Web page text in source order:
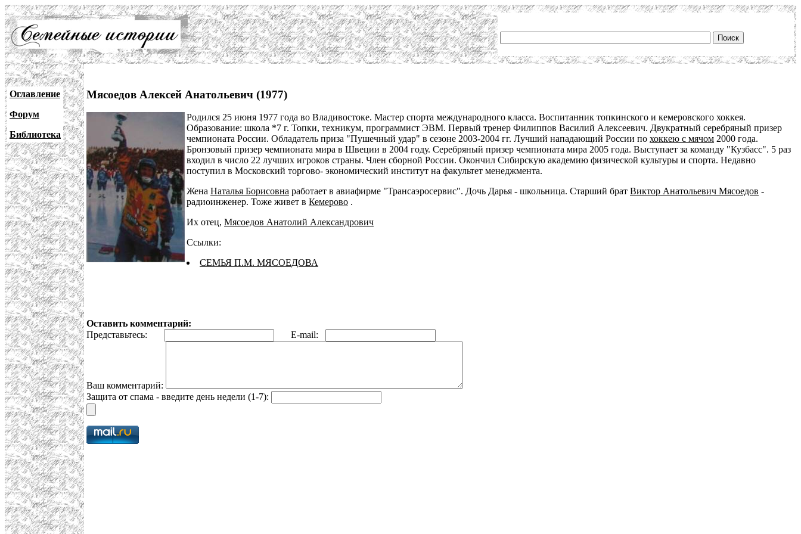
Оглавление
Форум
Библиотека
Мясоедов Алексей Анатольевич (1977)
Родился 25 июня 1977 года во Владивостоке. Мастер спорта международного класса. Воспитанник топкинского и кемеровского хоккея.
Образование: школа *7 г. Топки, техникум, программист ЭВМ. Первый тренер Филиппов Василий Алексеевич. Двукратный серебряный призер
чемпионата России. Обладатель приза "Пушечный удар" в сезоне 2003-2004 гг. Лучший нападающий России по хоккею с мячом 2000 года.
Бронзовый призер чемпионата мира в Швеции в 2004 году. Серебряный призер чемпионата мира 2005 года. Выступает за команду "Кузбасс". 5 раз
входил в число 22 лучших игроков страны. Член сборной России. Окончил Сибирскую академию физической культуры и спорта. Недавно
поступил в Московский торгово- экономический институт на факультет менеджмента.
Жена Наталья Борисовна работает в авиафирме "Трансаэросервис". Дочь Дарья - школьница. Старший брат Виктор Анатольевич Мясоедов -
радиоинженер. Тоже живет в Кемерово .
Их отец, Мясоедов Анатолий Александрович
Ссылки:
СЕМЬЯ П.М. МЯСОЕДОВА
Оставить комментарий:
Представьтесь:
E-mail:
Ваш комментарий:
Защита от спама - введите день недели (1-7):